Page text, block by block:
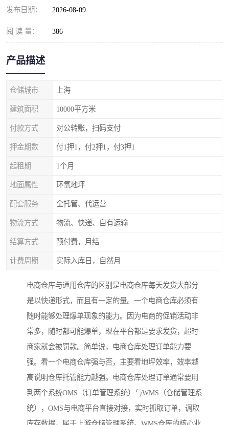
发布日期： 2026-08-09
阅 读 量： 386
产品描述
仓储城市 上海
建筑面积 10000平方米
付款方式 对公转账，扫码支付
押金期数 付1押1，付2押1，付3押1
起租期 1个月
地面属性 环氧地坪
配套服务 全托管、代运营
物流方式 物流、快递、自有运输
结算方式 预付费，月结
计费周期 实际入库日，自然月
电商仓库与通用仓库的区别是电商仓库每天发货大部分
是以快递形式，而且有一定的量。一个电商仓库必须有
随时能够处理爆单现象的能力。因为电商的促销活动非
常多，随时都可能爆单，现在平台都是要求发货，超时
商家就会被罚款。简单说，电商仓库处理订单能力要
强。看一个电商仓库强与否，主要看地坪效率，效率越
高说明仓库托管能力越强。电商仓库处理订单通常要用
到两个系统OMS（订单管理系统）与WMS（仓储管理系
统），OMS与电商平台直接对接，实时抓取订单，调取